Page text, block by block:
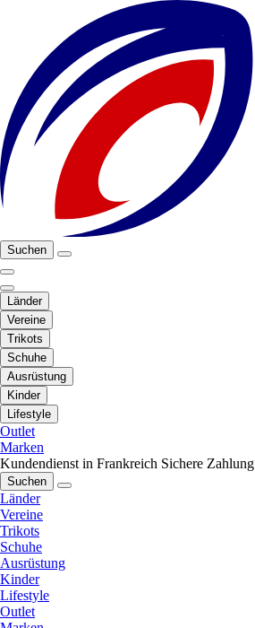
Suchen
Länder
Vereine
Trikots
Schuhe
Ausrüstung
Kinder
Lifestyle
Outlet
Marken
Kundendienst in Frankreich Sichere Zahlung
Suchen
Länder
Vereine
Trikots
Schuhe
Ausrüstung
Kinder
Lifestyle
Outlet